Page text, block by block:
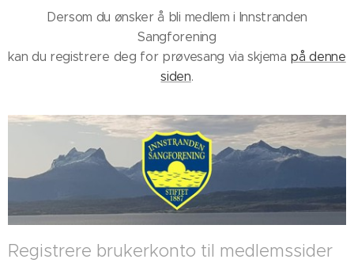
Dersom du ønsker å bli medlem i Innstranden
Sangforening
kan du registrere deg for prøvesang via skjema på denne
siden.
Registrere brukerkonto til medlemssider